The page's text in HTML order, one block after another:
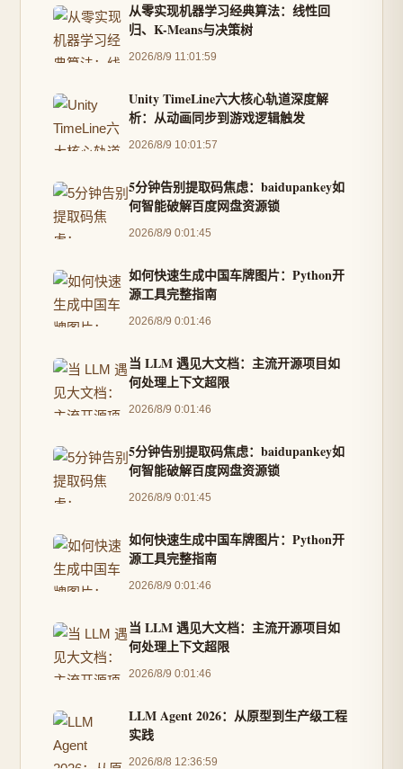
从零实现机器学习经典算法：线性回
归、K-Means与决策树
2026/8/9 11:01:59
Unity TimeLine六大核心轨道深度解
析：从动画同步到游戏逻辑触发
2026/8/9 10:01:57
5分钟告别提取码焦虑：baidupankey如
何智能破解百度网盘资源锁
2026/8/9 0:01:45
如何快速生成中国车牌图片：Python开
源工具完整指南
2026/8/9 0:01:46
当 LLM 遇见大文档：主流开源项目如
何处理上下文超限
2026/8/9 0:01:46
5分钟告别提取码焦虑：baidupankey如
何智能破解百度网盘资源锁
2026/8/9 0:01:45
如何快速生成中国车牌图片：Python开
源工具完整指南
2026/8/9 0:01:46
当 LLM 遇见大文档：主流开源项目如
何处理上下文超限
2026/8/9 0:01:46
LLM Agent 2026：从原型到生产级工程
实践
2026/8/8 12:36:59